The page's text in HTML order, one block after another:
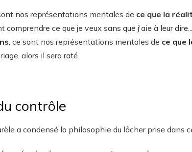
nos représentations mentales de ce que la
comprendre ce que je veux sans que j'aie à leur dire...
, ce sont nos représentations mentales de ce que
alors il sera raté.
contrôle
a condensé la philosophie du lâcher prise dans